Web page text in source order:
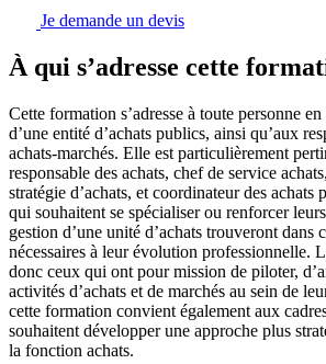
Je demande un devis
À qui s’adresse cette
Cette formation s’adresse à toute personne
d’une entité d’achats publics, ainsi qu’aux
achats-marchés. Elle est particulièrement
responsable des achats, chef de service
stratégie d’achats, et coordinateur des achats
qui souhaitent se spécialiser ou renforcer
gestion d’une unité d’achats trouveront dans
nécessaires à leur évolution professionnelle.
donc ceux qui ont pour mission de piloter,
activités d’achats et de marchés au sein de
cette formation convient également aux
souhaitent développer une approche plus
la fonction achats.